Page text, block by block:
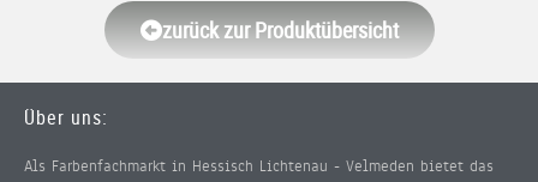
zurück zur Produktübersicht
Über uns:
Als Farbenfachmarkt in Hessisch Lichtenau - Velmeden bietet das